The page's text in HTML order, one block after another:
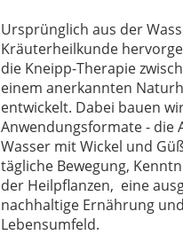
Ursprünglich aus der
Kräuterheilkunde
die Kneipp-Therapie
einem anerkannten
entwickelt. Dabei bauen
Anwendungsformate - die
Wasser mit Wickel und
tägliche Bewegung,
der Heilpflanzen, eine
nachhaltige Ernährung
Lebensumfeld.